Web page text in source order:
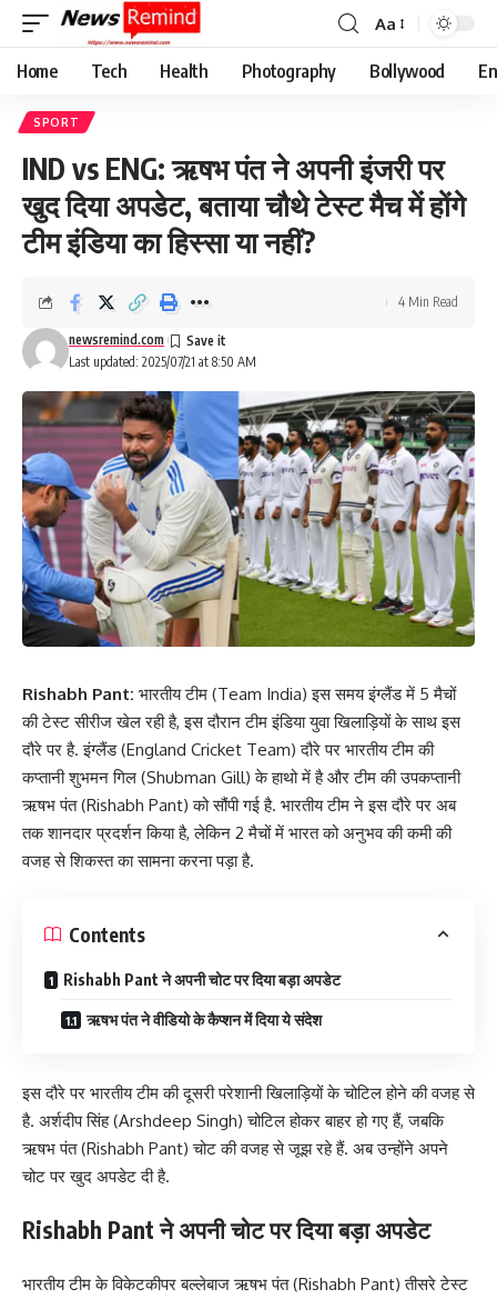
Font
Resizer
Aa
Home Tech Health Photography Bollywood
SPORT
IND vs ENG: ऋषभ पंत ने अपनी इंजरी पर
खुद दिया अपडेट, बताया चौथे टेस्ट मैच में होंगे
टीम इंडिया का हिस्सा या नहीं?
Last updated: 2025/07/21 at 8:50 AM
newsremind.com
4 Min Read
Rishabh Pant: भारतीय टीम (Team India) इस समय इंग्लैंड में 5 मैचों
की टेस्ट सीरीज खेल रही है, इस दौरान टीम इंडिया युवा खिलाड़ियों के साथ इस
दौरे पर है. इंग्लैंड (England Cricket Team) दौरे पर भारतीय टीम की
कप्तानी शुभमन गिल (Shubman Gill) के हाथो में है और टीम की उपकप्तानी
ऋषभ पंत (Rishabh Pant) को सौंपी गई है. भारतीय टीम ने इस दौरे पर अब
तक शानदार प्रदर्शन किया है, लेकिन 2 मैचों में भारत को अनुभव की कमी की
वजह से शिकस्त का सामना करना पड़ा है.
Contents
Rishabh Pant ने अपनी चोट पर दिया बड़ा अपडेट
ऋषभ पंत ने वीडियो के कैप्शन में दिया ये संदेश
इस दौरे पर भारतीय टीम की दूसरी परेशानी खिलाड़ियों के चोटिल होने की वजह से
है. अर्शदीप सिंह (Arshdeep Singh) चोटिल होकर बाहर हो गए हैं, जबकि
ऋषभ पंत (Rishabh Pant) चोट की वजह से जूझ रहे हैं. अब उन्होंने अपने
चोट पर खुद अपडेट दी है.
Rishabh Pant ने अपनी चोट पर दिया बड़ा अपडेट
भारतीय टीम के विकेटकीपर बल्लेबाज ऋषभ पंत (Rishabh Pant) तीसरे टेस्ट